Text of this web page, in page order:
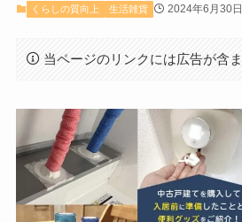
くらしの質向上 生活雑貨 2024年6月30日
当ページのリンクには広告が含